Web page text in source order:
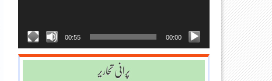
00:00
00:55
پرانی تحاریر